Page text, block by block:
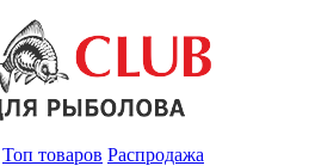
Топ товаров Распродажа